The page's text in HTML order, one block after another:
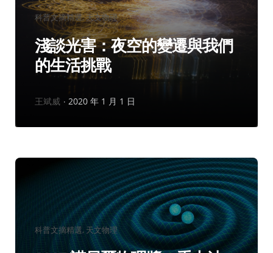
分
類：
科普文摘精選 天文物理
淺談光害：夜空的變遷與我們
的生活挑戰
作
王斌威 2020 年 1 月 1 日
分
類：
科普文摘精選 天文物理